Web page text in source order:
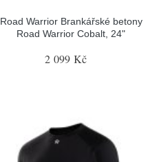
Road Warrior Brankářské betony
Road Warrior Cobalt, 24"
2 099 Kč